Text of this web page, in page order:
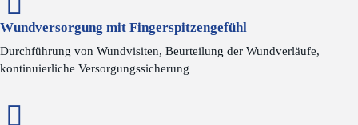
Wundversorgung mit Fingerspitzengefühl
Durchführung von Wundvisiten, Beurteilung der Wundverläufe,
kontinuierliche Versorgungssicherung